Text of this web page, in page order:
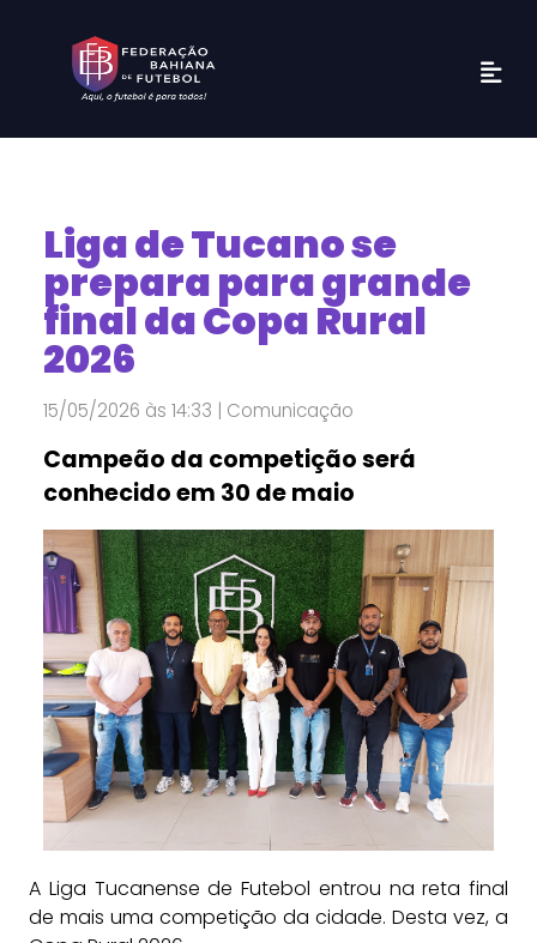
Liga de Tucano se
prepara para grande
final da Copa Rural
2026
15/05/2026 às 14:33 | Comunicação
Campeão da competição será
conhecido em 30 de maio
A Liga Tucanense de Futebol entrou na reta final
de mais uma competição da cidade. Desta vez, a